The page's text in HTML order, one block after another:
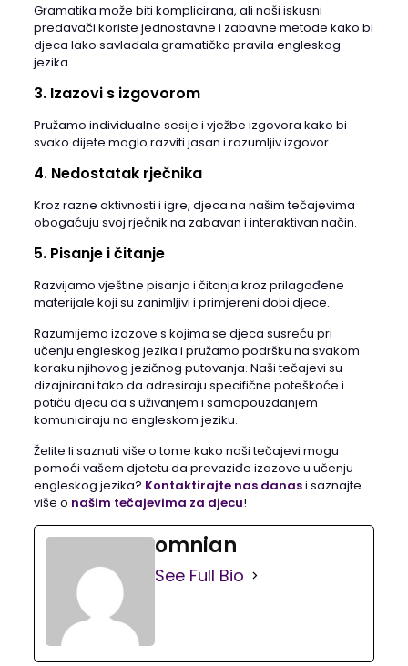
Gramatika može biti komplicirana, ali naši iskusni
predavači koriste jednostavne i zabavne metode kako bi
djeca lako savladala gramatička pravila engleskog
jezika.
3. Izazovi s izgovorom
Pružamo individualne sesije i vježbe izgovora kako bi
svako dijete moglo razviti jasan i razumljiv izgovor.
4. Nedostatak rječnika
Kroz razne aktivnosti i igre, djeca na našim tečajevima
obogaćuju svoj rječnik na zabavan i interaktivan način.
5. Pisanje i čitanje
Razvijamo vještine pisanja i čitanja kroz prilagođene
materijale koji su zanimljivi i primjereni dobi djece.
Razumijemo izazove s kojima se djeca susreću pri
učenju engleskog jezika i pružamo podršku na svakom
koraku njihovog jezičnog putovanja. Naši tečajevi su
dizajnirani tako da adresiraju specifične poteškoće i
potiču djecu da s uživanjem i samopouzdanjem
komuniciraju na engleskom jeziku.
Želite li saznati više o tome kako naši tečajevi mogu
pomoći vašem djetetu da prevaziđe izazove u učenju
engleskog jezika? Kontaktirajte nas danasi saznajte
više o našim tečajevima za djecu!
omnian
See Full Bio